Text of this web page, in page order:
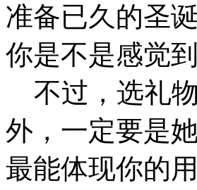
准备已久的圣
你是不是感觉
不过，选礼
外，一定要是
最能体现你的